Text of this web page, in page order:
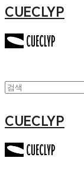
CUECLYP
CUECLYP